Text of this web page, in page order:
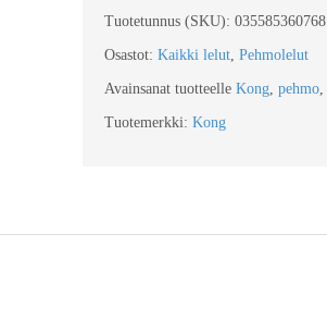
Tuotetunnus (SKU): 035585360768
Osastot: Kaikki lelut, Pehmolelut
Avainsanat tuotteelle Kong, pehmo,
Tuotemerkki: Kong